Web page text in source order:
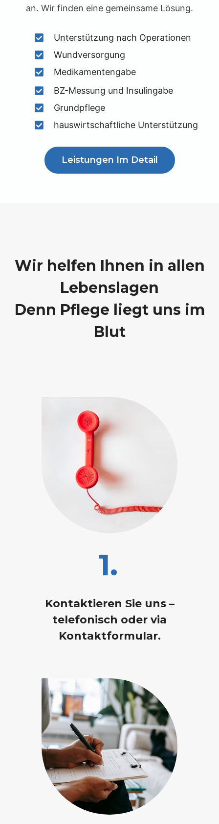
an. Wir finden eine gemeinsame Lösung.
Unterstützung nach Operationen
Wundversorgung
Medikamentengabe
BZ-Messung und Insulingabe
Grundpflege
hauswirtschaftliche Unterstützung
Leistungen Im Detail
Wir helfen Ihnen in allen
Lebenslagen
Denn Pflege liegt uns im
Blut
1.
Kontaktieren Sie uns –
telefonisch oder via
Kontaktformular.